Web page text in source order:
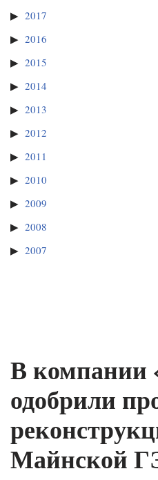
2017
2016
2015
2014
2013
2012
2011
2010
2009
2008
2007
В компании
одобрили
Майнской